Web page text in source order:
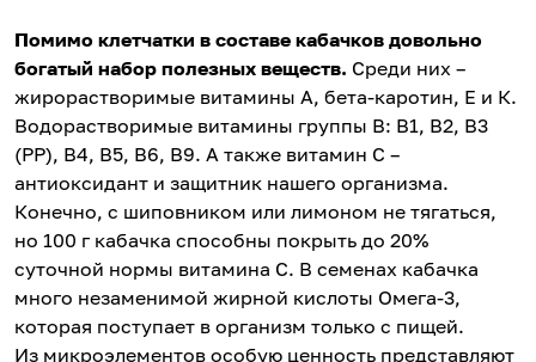
Помимо клетчатки в составе кабачков довольно
богатый набор полезных веществ. Среди них –
жирорастворимые витамины А, бета-каротин, Е и К.
Водорастворимые витамины группы В: В1, В2, В3
(РР), В4, В5, В6, В9. А также витамин С –
антиоксидант и защитник нашего организма.
Конечно, с шиповником или лимоном не тягаться,
но 100 г кабачка способны покрыть до 20%
суточной нормы витамина С. В семенах кабачка
много незаменимой жирной кислоты Омега-3,
которая поступает в организм только с пищей.
Из микроэлементов особую ценность представляют